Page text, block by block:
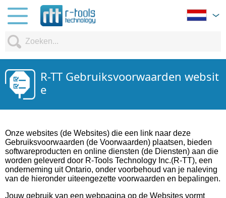
R-TT Gebruiksvoorwaarden websit
e
Onze websites (de Websites) die een link naar deze
Gebruiksvoorwaarden (de Voorwaarden) plaatsen, bieden
softwareproducten en online diensten (de Diensten) aan die
worden geleverd door R-Tools Technology Inc.(R-TT), een
onderneming uit Ontario, onder voorbehoud van je naleving
van de hieronder uiteengezette voorwaarden en bepalingen.
Jouw gebruik van een webpagina op de Websites vormt